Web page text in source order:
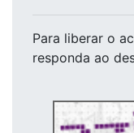
Para liberar o
responda ao